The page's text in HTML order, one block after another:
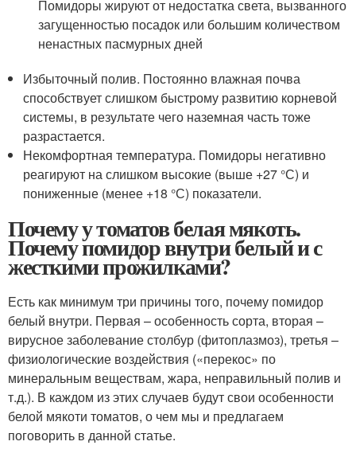
Помидоры жируют от недостатка света, вызванного
загущенностью посадок или большим количеством
ненастных пасмурных дней
Избыточный полив. Постоянно влажная почва
способствует слишком быстрому развитию корневой
системы, в результате чего наземная часть тоже
разрастается.
Некомфортная температура. Помидоры негативно
реагируют на слишком высокие (выше +27 °С) и
пониженные (менее +18 °С) показатели.
Почему у томатов белая мякоть.
Почему помидор внутри белый и с
жесткими прожилками?
Есть как минимум три причины того, почему помидор
белый внутри. Первая – особенность сорта, вторая –
вирусное заболевание столбур (фитоплазмоз), третья –
физиологические воздействия («перекос» по
минеральным веществам, жара, неправильный полив и
т.д.). В каждом из этих случаев будут свои особенности
белой мякоти томатов, о чем мы и предлагаем
поговорить в данной статье.